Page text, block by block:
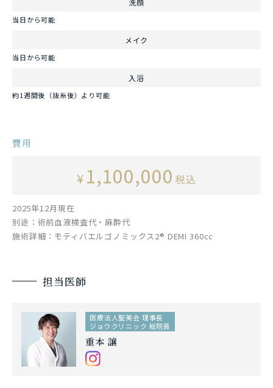
洗顔
当日から可能
メイク
当日から可能
入浴
約1週間後（抜糸後）より可能
費用
¥ 1,100,000 税込
2025年12月現在
別途：術前血液検査代・麻酔代
施術詳細：モティバエルゴノミックス2® DEMI 360cc
担当医師
医療法人聖美会 理事長
ジョウクリニック 総院長
重本 譲